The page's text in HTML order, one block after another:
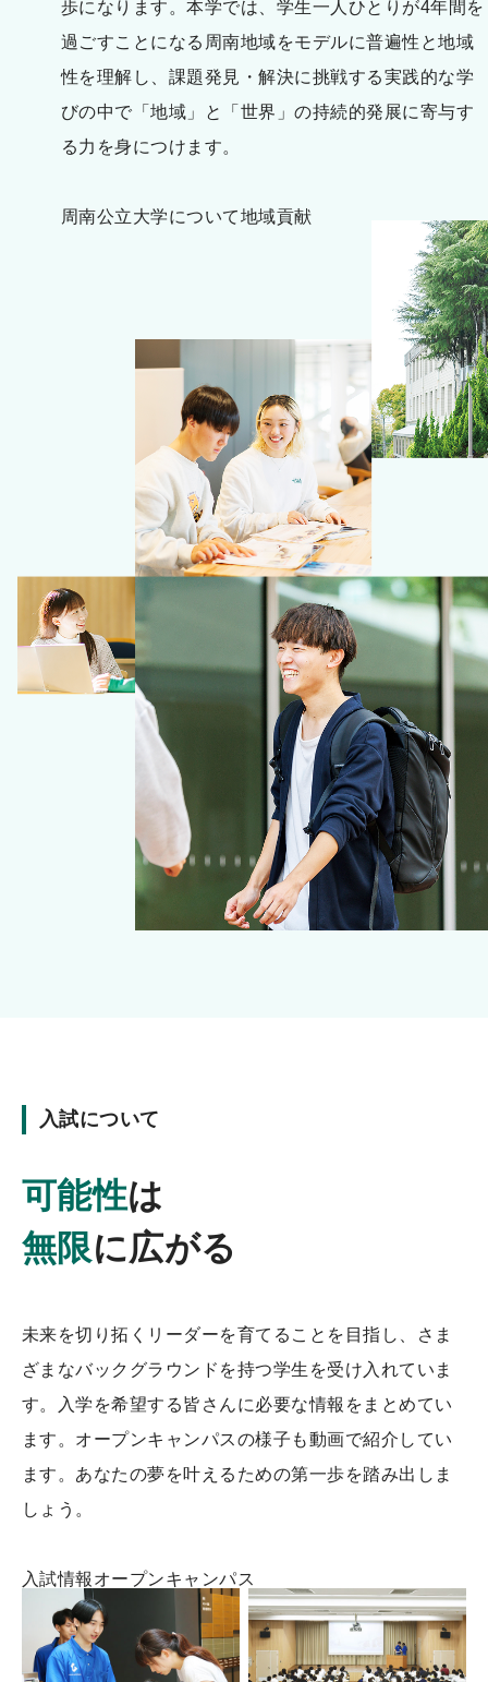
歩になります。本学では、学生一人ひとりが4年間を
過ごすことになる周南地域をモデルに普遍性と地域
性を理解し、課題発見・解決に挑戦する実践的な学
びの中で「地域」と「世界」の持続的発展に寄与す
る力を身につけます。
周南公立大学について地域貢献
入試について
可能性は
無限に広がる
未来を切り拓くリーダーを育てることを目指し、さま
ざまなバックグラウンドを持つ学生を受け入れていま
す。入学を希望する皆さんに必要な情報をまとめてい
ます。オープンキャンパスの様子も動画で紹介してい
ます。あなたの夢を叶えるための第一歩を踏み出しま
しょう。
入試情報 オープンキャンパス